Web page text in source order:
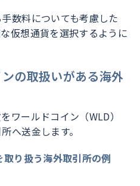
数料についても考慮した
仮想通貨を選択するように
の取扱いがある海外
ワールドコイン（WLD）
へ送金します。
り扱う海外取引所の例